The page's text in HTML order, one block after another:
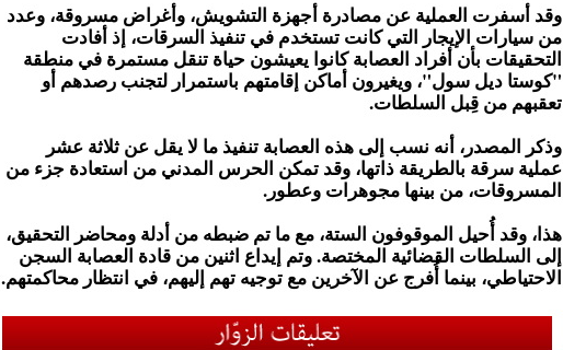
وقد أسفرت العملية عن مصادرة أجهزة التشويش، وأغراض مسروقة، وعدد
من سيارات الإيجار التي كانت تستخدم في تنفيذ السرقات، إذ أفادت
التحقيقات بأن أفراد العصابة كانوا يعيشون حياة تنقل مستمرة في منطقة
"كوستا ديل سول"، ويغيرون أماكن إقامتهم باستمرار لتجنب رصدهم أو
تعقبهم من قِبل السلطات.
وذكر المصدر، أنه نسب إلى هذه العصابة تنفيذ ما لا يقل عن ثلاثة عشر
عملية سرقة بالطريقة ذاتها، وقد تمكن الحرس المدني من استعادة جزء من
المسروقات، من بينها مجوهرات وعطور.
هذا، وقد أُحيل الموقوفون الستة، مع ما تم ضبطه من أدلة ومحاضر التحقيق،
إلى السلطات القضائية المختصة. وتم إيداع اثنين من قادة العصابة السجن
الاحتياطي، بينما أُفرج عن الآخرين مع توجيه تهم إليهم، في انتظار محاكمتهم.